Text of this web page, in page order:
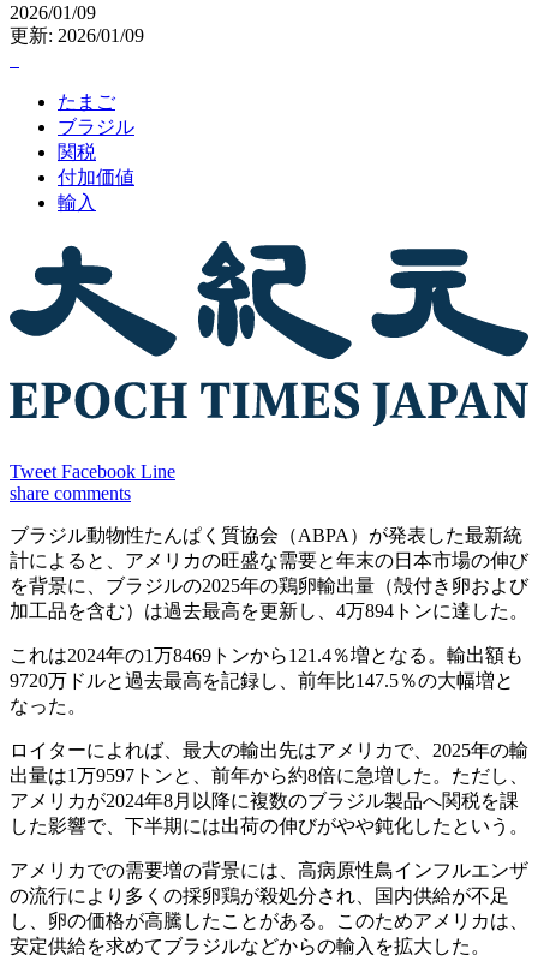
2026/01/09
更新: 2026/01/09
たまご
ブラジル
関税
付加価値
輸入
Tweet Facebook Line
share comments
ブラジル動物性たんぱく質協会（ABPA）が発表した最新統
計によると、アメリカの旺盛な需要と年末の日本市場の伸び
を背景に、ブラジルの2025年の鶏卵輸出量（殻付き卵および
加工品を含む）は過去最高を更新し、4万894トンに達した。
これは2024年の1万8469トンから121.4％増となる。輸出額も
9720万ドルと過去最高を記録し、前年比147.5％の大幅増と
なった。
ロイターによれば、最大の輸出先はアメリカで、2025年の輸
出量は1万9597トンと、前年から約8倍に急増した。ただし、
アメリカが2024年8月以降に複数のブラジル製品へ関税を課
した影響で、下半期には出荷の伸びがやや鈍化したという。
アメリカでの需要増の背景には、高病原性鳥インフルエンザ
の流行により多くの採卵鶏が殺処分され、国内供給が不足
し、卵の価格が高騰したことがある。このためアメリカは、
安定供給を求めてブラジルなどからの輸入を拡大した。